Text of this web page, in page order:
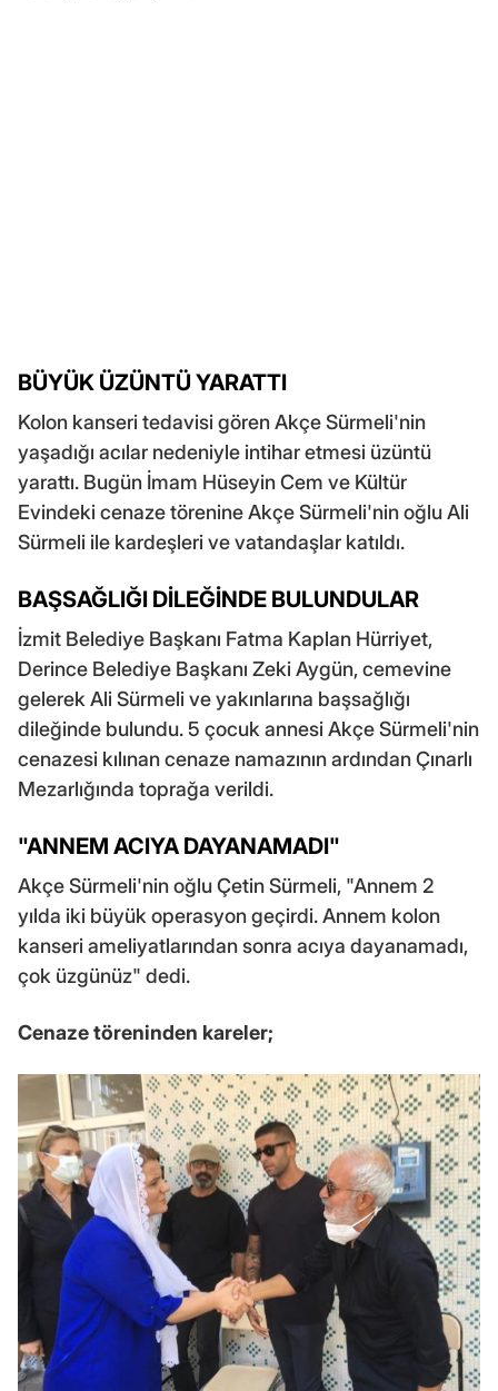
BÜYÜK ÜZÜNTÜ YARATTI
Kolon kanseri tedavisi gören Akçe Sürmeli'nin
yaşadığı acılar nedeniyle intihar etmesi üzüntü
yarattı. Bugün İmam Hüseyin Cem ve Kültür
Evindeki cenaze törenine Akçe Sürmeli'nin oğlu Ali
Sürmeli ile kardeşleri ve vatandaşlar katıldı.
BAŞSAĞLIĞI DİLEĞİNDE BULUNDULAR
İzmit Belediye Başkanı Fatma Kaplan Hürriyet,
Derince Belediye Başkanı Zeki Aygün, cemevine
gelerek Ali Sürmeli ve yakınlarına başsağlığı
dileğinde bulundu. 5 çocuk annesi Akçe Sürmeli'nin
cenazesi kılınan cenaze namazının ardından Çınarlı
Mezarlığında toprağa verildi.
"ANNEM ACIYA DAYANAMADI"
Akçe Sürmeli'nin oğlu Çetin Sürmeli, "Annem 2
yılda iki büyük operasyon geçirdi. Annem kolon
kanseri ameliyatlarından sonra acıya dayanamadı,
çok üzgünüz" dedi.
Cenaze töreninden kareler;